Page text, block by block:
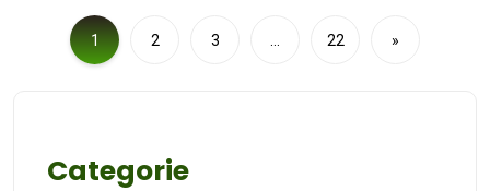
1 2 3 22 »
Categorie